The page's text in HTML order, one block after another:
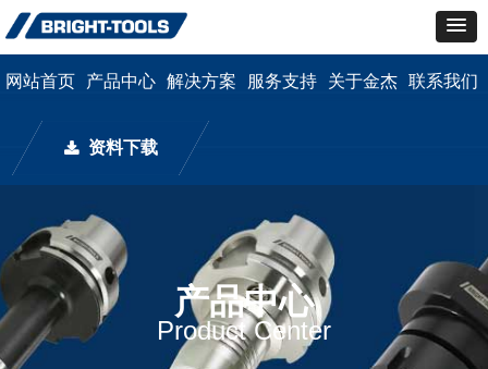
끂 资料下载
网站首页 产品中心 解决方案 服务支持 关于金杰 联系我们
产品中心
Product Center